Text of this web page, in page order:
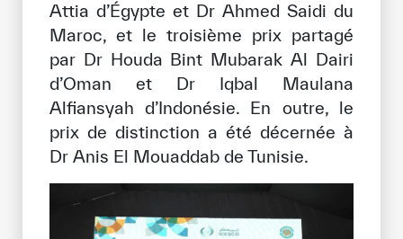
Attia d’Égypte et Dr Ahmed Saidi du
Maroc, et le troisième prix partagé
par Dr Houda Bint Mubarak Al Dairi
d’Oman et Dr Iqbal Maulana
Alfiansyah d’Indonésie. En outre, le
prix de distinction a été décernée à
Dr Anis El Mouaddab de Tunisie.